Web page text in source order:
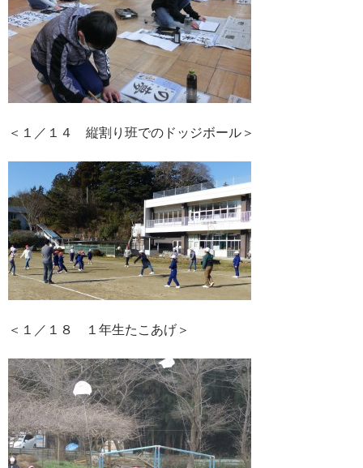
＜１／１４ 縦割り班でのドッジボール＞
＜１／１８ １年生たこあげ＞